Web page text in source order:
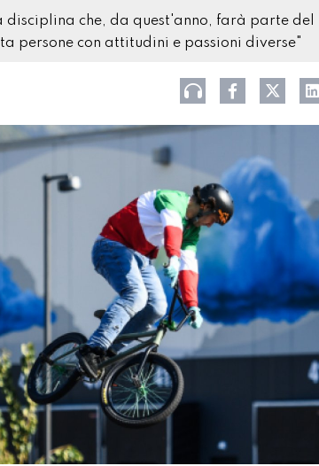
disciplina che, da quest'anno, farà parte del
con attitudini e passioni diverse"